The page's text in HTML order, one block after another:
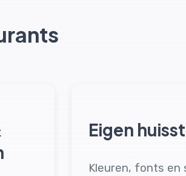
Eigen
Kleuren, fonts en